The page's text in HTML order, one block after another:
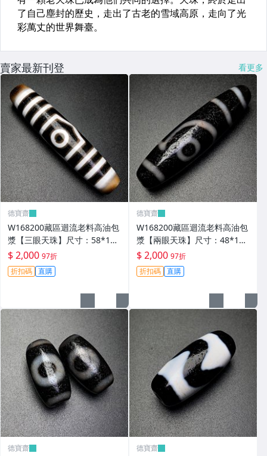
賣家最新刊登 看更多
德寶齋
W168200藏區迴流老料高油包
漿【三眼天珠】尺寸：58*13
毫米 重量15.2克馬蹄清紋晰 天
珠 瑪瑙 文玩【德寶齋】499
$ 2,000 97折
折扣碼 直購
德寶齋
W168200藏區迴流老料高油包
漿【兩眼天珠】尺寸：48*12
毫米 重量11克圖騰清晰流暢
天珠 瑪瑙 文玩【德寶齋】498
$ 2,000 97折
折扣碼 直購
德寶齋 德寶齋